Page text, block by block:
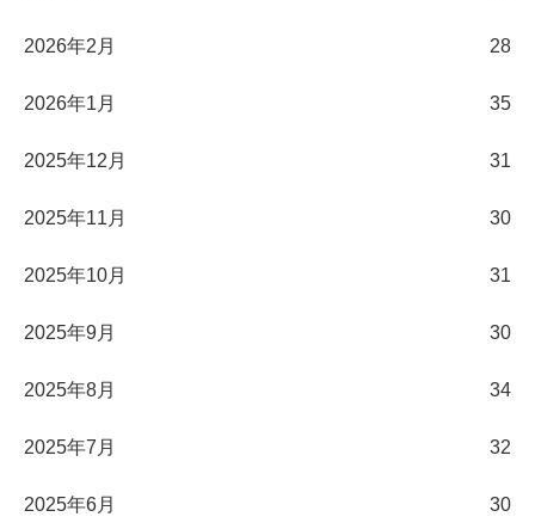
2026年2月 28
2026年1月 35
2025年12月 31
2025年11月 30
2025年10月 31
2025年9月 30
2025年8月 34
2025年7月 32
2025年6月 30